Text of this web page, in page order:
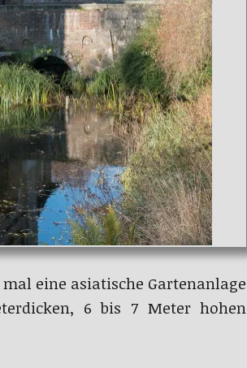
eine asiatische Gartenanlage
6 bis 7 Meter hohen